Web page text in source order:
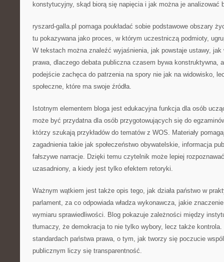
konstytucyjny, skąd biorą się napięcia i jak można je analizować
ryszard-galla.pl pomaga poukładać sobie podstawowe obszary
tu pokazywana jako proces, w którym uczestniczą podmioty,
W tekstach można znaleźć wyjaśnienia, jak powstaje ustawy, jak
prawa, dlaczego debata publiczna czasem bywa konstruktywna,
podejście zachęca do patrzenia na spory nie jak na widowisko,
społeczne, które ma swoje źródła.
Istotnym elementem bloga jest edukacyjna funkcja dla osób
może być przydatna dla osób przygotowujących się do
którzy szukają przykładów do tematów z WOS. Materiały
zagadnienia takie jak społeczeństwo obywatelskie, informacja
fałszywe narracje. Dzięki temu czytelnik może lepiej
uzasadniony, a kiedy jest tylko efektem retoryki.
Ważnym wątkiem jest także opis tego, jak działa państwo w
parlament, za co odpowiada władza wykonawcza, jakie
wymiaru sprawiedliwości. Blog pokazuje zależności między
tłumaczy, że demokracja to nie tylko wybory, lecz także
standardach państwa prawa, o tym, jak tworzy się poczucie
publicznym liczy się transparentność.